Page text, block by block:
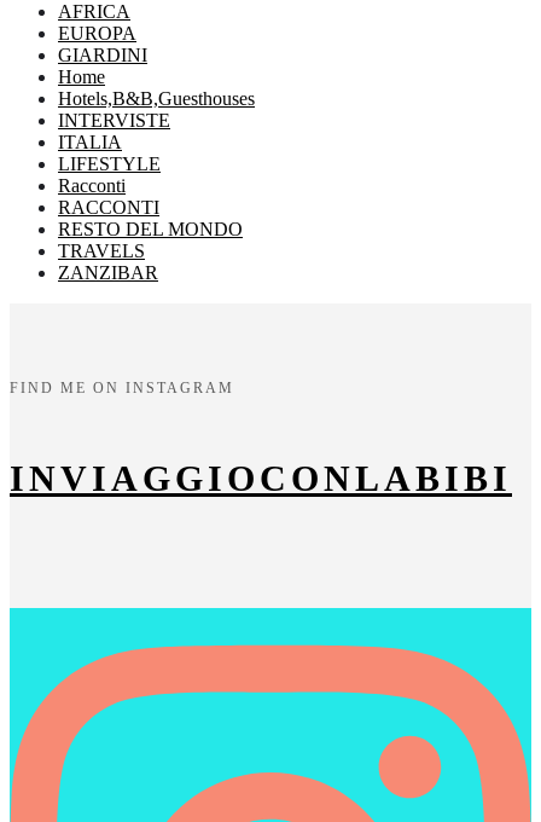
AFRICA
EUROPA
GIARDINI
Home
Hotels,B&B,Guesthouses
INTERVISTE
ITALIA
LIFESTYLE
Racconti
RACCONTI
RESTO DEL MONDO
TRAVELS
ZANZIBAR
FIND ME ON INSTAGRAM
INVIAGGIOCONLABIBI